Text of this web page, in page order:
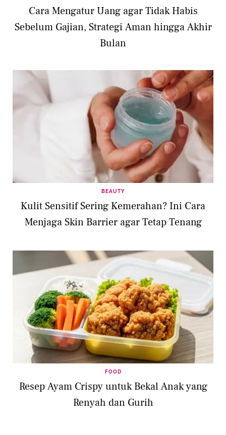
Cara Mengatur Uang agar Tidak Habis
Sebelum Gajian, Strategi Aman hingga Akhir
Bulan
BEAUTY
Kulit Sensitif Sering Kemerahan? Ini Cara
Menjaga Skin Barrier agar Tetap Tenang
FOOD
Resep Ayam Crispy untuk Bekal Anak yang
Renyah dan Gurih